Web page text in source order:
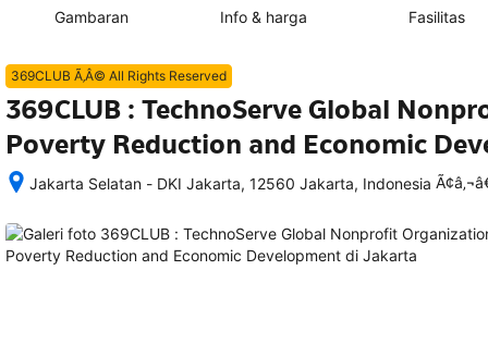
Gambaran Info & harga Fasilitas
369CLUB Ã‚Â© All Rights Reserved
369CLUB : TechnoServe Global
Poverty Reduction and Economic
Jakarta Selatan - DKI Jakarta, 12560 Jakarta, Indonesia
memesan,
semua
rincian